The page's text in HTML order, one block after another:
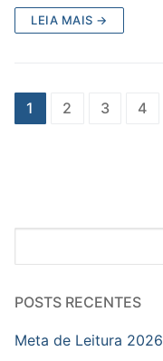
LEIA MAIS →
Paginação
1 2 3 4
POSTS RECENTES
Meta de Leitura 2026